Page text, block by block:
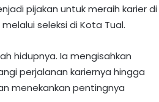
pijakan untuk meraih karier di
seleksi di Kota Tual.
hidupnya. Ia mengisahkan
perjalanan kariernya hingga
menekankan pentingnya